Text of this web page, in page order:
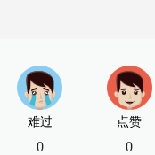
难过
0
点赞
0